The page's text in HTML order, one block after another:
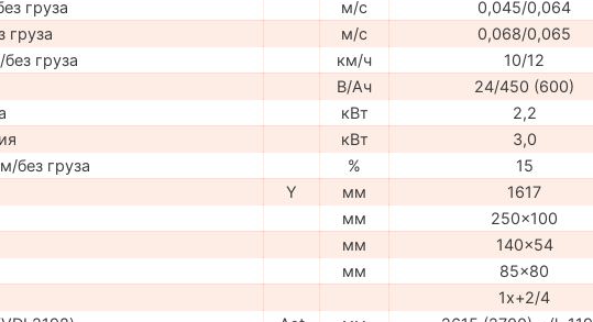
груза
м/с
0,045/0,064
груза
м/с
0,068/0,065
груза
км/ч
10/12
В/Ач
24/450 (600)
кВт
2,2
кВт
3,0
без груза
%
15
Y мм
1617
мм
250x100
мм
140x54
мм
85x80
1x+2/4